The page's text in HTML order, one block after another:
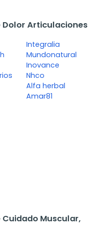
Articulaciones
Integralia
Mundonatural
Inovance
Nhco
Alfa herbal
Amar81
Muscular,